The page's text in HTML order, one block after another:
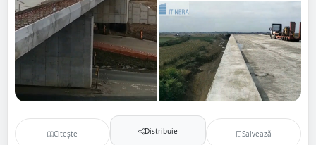
Citește Distribuie Salvează